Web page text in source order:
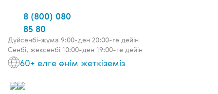
8 (800) 080
85 80
Дүйсенбі-жұма 9:00-ден 20:00-ге дейін
Сенбі, жексенбі 10:00-ден 19:00-ге дейін
60+ елге өнім жеткіземіз